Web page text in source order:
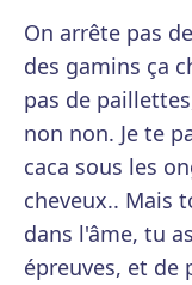
On arrête pas
des gamins ça
pas de
non non. Je te
caca sous les
cheveux.. Mais
dans l'âme, tu
épreuves, et de